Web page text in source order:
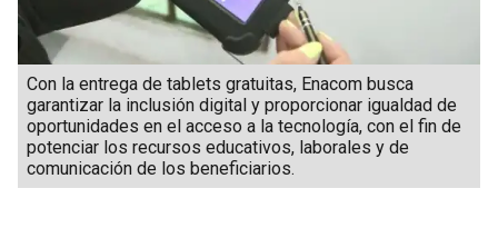
Con la entrega de tablets gratuitas, Enacom busca
garantizar la inclusión digital y proporcionar igualdad de
oportunidades en el acceso a la tecnología, con el fin de
potenciar los recursos educativos, laborales y de
comunicación de los beneficiarios.